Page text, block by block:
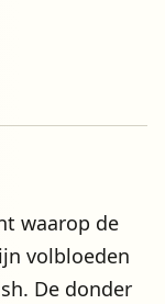
waarop de
volbloeden
De donder